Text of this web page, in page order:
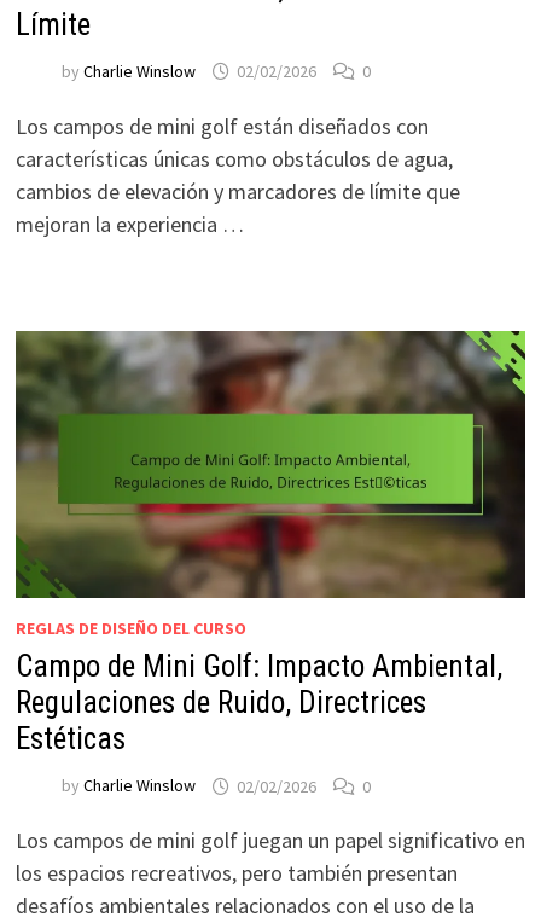
Límite
by Charlie Winslow 02/02/2026 0
Los campos de mini golf están diseñados con
características únicas como obstáculos de agua,
cambios de elevación y marcadores de límite que
mejoran la experiencia …
REGLAS DE DISEÑO DEL CURSO
Campo de Mini Golf: Impacto Ambiental,
Regulaciones de Ruido, Directrices
Estéticas
by Charlie Winslow 02/02/2026 0
Los campos de mini golf juegan un papel significativo en
los espacios recreativos, pero también presentan
desafíos ambientales relacionados con el uso de la